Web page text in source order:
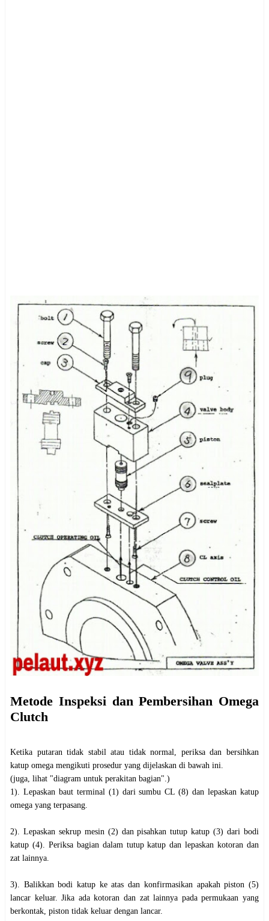
Metode Inspeksi dan Pembersihan Omega
Clutch
Ketika putaran tidak stabil atau tidak normal, periksa dan bersihkan
katup omega mengikuti prosedur yang dijelaskan di bawah ini.
(juga, lihat "diagram untuk perakitan bagian".)
1). Lepaskan baut terminal (1) dari sumbu CL (8) dan lepaskan katup
omega yang terpasang.
2). Lepaskan sekrup mesin (2) dan pisahkan tutup katup (3) dari bodi
katup (4). Periksa bagian dalam tutup katup dan lepaskan kotoran dan
zat lainnya.
3). Balikkan bodi katup ke atas dan konfirmasikan apakah piston (5)
lancar keluar. Jika ada kotoran dan zat lainnya pada permukaan yang
berkontak, piston tidak keluar dengan lancar.